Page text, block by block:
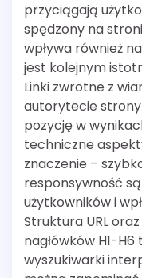
przyciągają
spędzony na
wpływa również
jest kolejnym
Linki zwrotne z
autorytecie
pozycję w
techniczne
znaczenie –
responsywność
użytkowników i
Struktura URL
nagłówków H1-
wyszukiwarki